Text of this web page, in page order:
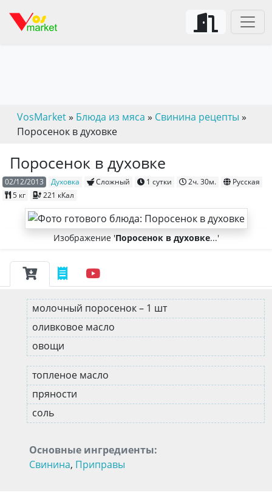
VosMarket» Блюда из мяса » Свинина рецепты »
Поросенок в духовке
Поросенок в духовке
02/12/2013 Духовка Сложный 1 сутки 2ч. 30м.
Русская
5 кг
221 кКал
Изображение 'Поросенок в духовке...'
молочный поросенок – 1 шт
оливковое масло
овощи
топленое масло
пряности
соль
Основные ингредиенты:
Свинина, Приправы